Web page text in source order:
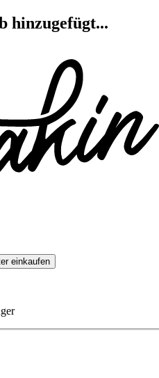
hinzugefügt...
einkaufen